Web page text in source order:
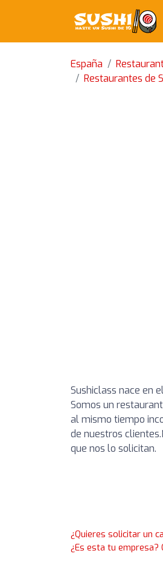
España
Restaurantes de
Sushiclass nace en
Somos un
al mismo tiempo
de nuestros
que nos lo solicitan.
¿Quieres solicitar un
¿Es esta tu